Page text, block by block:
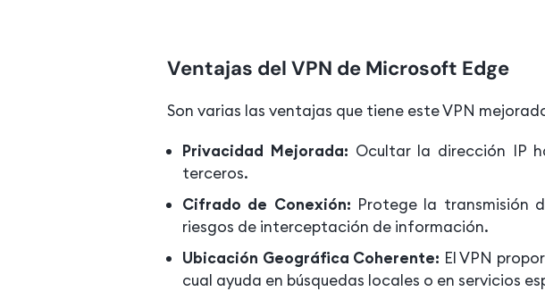
Ventajas del VPN de Microsoft Edge
Son varias las ventajas que tiene este VPN
Privacidad Mejorada: Ocultar la dirección IP
terceros.
Cifrado de Conexión: Protege la transmisión
riesgos de interceptación de información.
Ubicación Geográfica Coherente: El VPN
cual ayuda en búsquedas locales o en servicios